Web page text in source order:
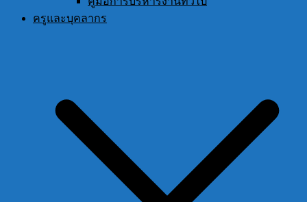
ครูและบุคลากร